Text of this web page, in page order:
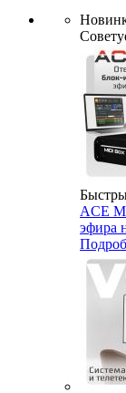
ACE
эфира